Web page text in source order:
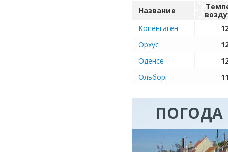
Название
Копенгаген
Орхус
Оденсе
Ольборг
ПОГОДА